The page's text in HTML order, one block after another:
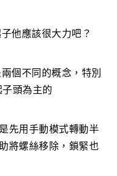
他應該很大力吧？
個不同的概念，特別
頭為主的
先用手動模式轉動半
將螺絲移除，鎖緊也